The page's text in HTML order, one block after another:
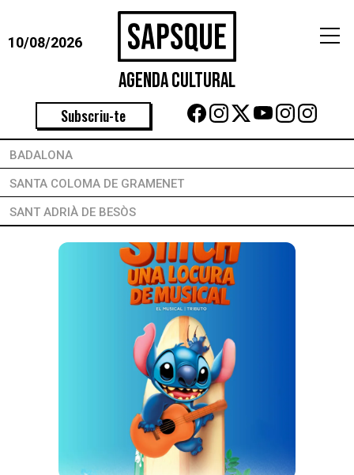
10/08/2026
Agenda Cultural
Subscriu-te
BADALONA
SANTA COLOMA DE GRAMENET
SANT ADRIÀ DE BESÒS